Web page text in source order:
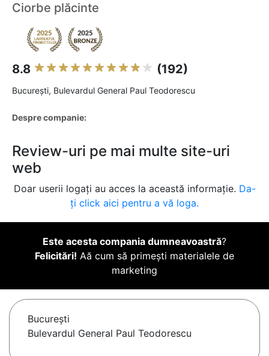
Ciorbe plăcinte
8.8 (192)
Bucureşti, Bulevardul General Paul Teodorescu
Despre companie:
Review-uri pe mai multe site-uri
web
Doar userii logați au acces la această informație. Da-
ți click aici pentru a vă loga.
Este acesta compania dumneavoastră?
Felicitări! Aă cum să primești materialele de
marketing
Bucureşti
Bulevardul General Paul Teodorescu